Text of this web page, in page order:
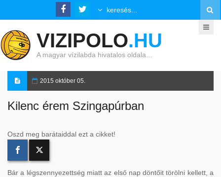
VIZIPOLO.HU
A magyar vízilabda hivatalos oldala…
2015 október 05.
Kilenc érem Szingapúrban
Oszd meg barátaiddal ezt a cikket!
Bár a légszennyezettség miatt az első nap döntőit törölni kellett, a